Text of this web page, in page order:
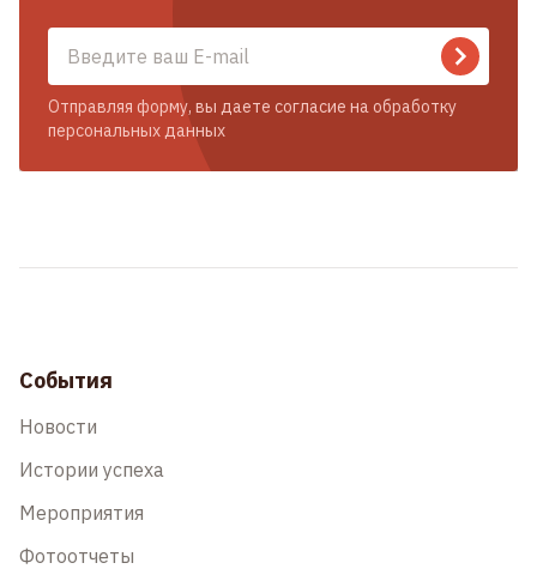
Отправляя форму, вы даете согласие на обработку
персональных данных
События
Новости
Истории успеха
Мероприятия
Фотоотчеты